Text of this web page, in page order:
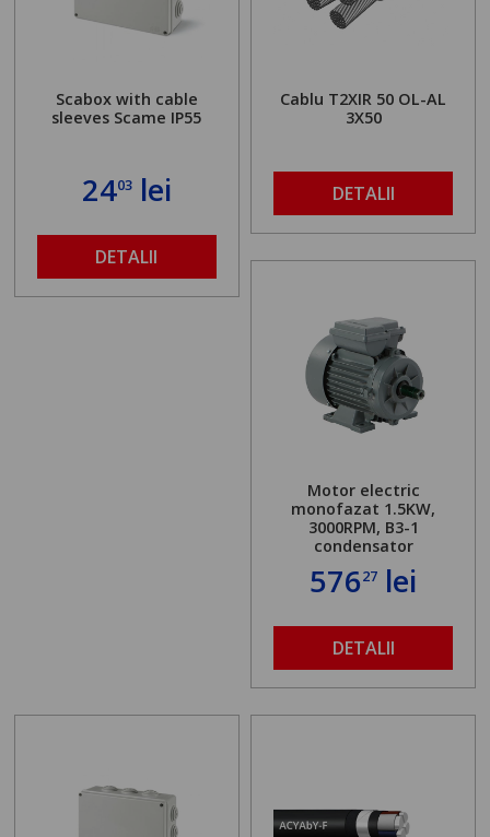
Scabox with cable
sleeves Scame IP55
2403lei
DETALII
Cablu T2XIR 50 OL-AL
3X50
DETALII
Motor electric
monofazat 1.5KW,
3000RPM, B3-1
condensator
57627 lei
DETALII